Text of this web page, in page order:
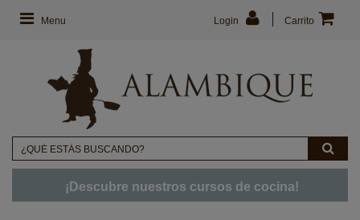
Menu Carrito
Login
¡Descubre nuestros cursos de cocina!